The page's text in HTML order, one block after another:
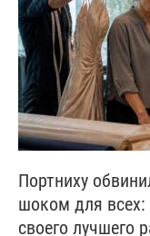
Портниху
шоком для всех:
своего лучшего